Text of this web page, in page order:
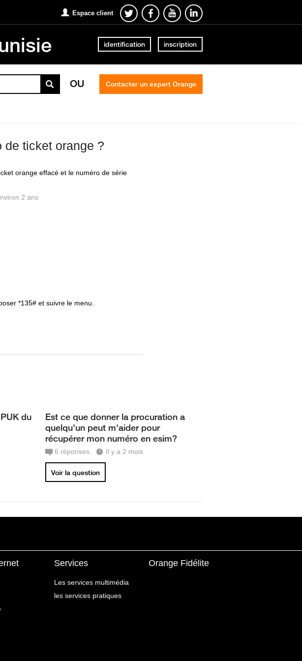
Espace client
identification inscription
OU Contacter un expert Orange
de ticket orange ?
orange effacé et le numéro de série
2 ans
*135# et suivre le menu.
du
Est ce que donner la procuration a
quelqu'un peut m'aider pour
récupérer mon numéro en esim?
6 réponses Il y a 2 mois
Voir la question
Services
Les services multimédia
les services pratiques
Orange Fidélite